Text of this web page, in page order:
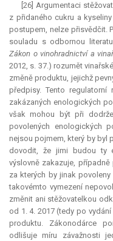
[26] Argumentaci
z přidaného cukru a
postupem, nelze přisvědčit.
souladu s odbornou
Zákon o vinohradnictví a
2012, s. 37.) rozumět
změně produktu, jejichž
předpisy. Tento
zakázaných enologických
však mohou být při
povolených enologických
nejsou pojmem, který by byl
dovodit, že jimi budou ty
výslovně zakazuje,
za kterých by jinak
takovémto vymezení
změnit ani stěžovatelkou
od 1. 4. 2017 (tedy po
produktu. Zákonodárce
odlišuje míru závažnosti